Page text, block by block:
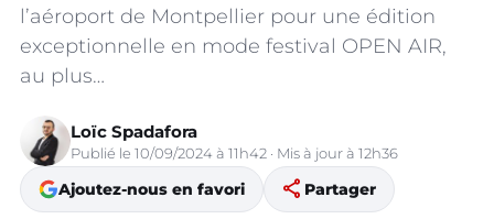
l’aéroport de Montpellier pour une édition
exceptionnelle en mode festival OPEN AIR,
au plus…
Loïc Spadafora
Publié le 10/09/2024 à 11h42 · Mis à jour à 12h36
Ajoutez-nous en favori share Partager